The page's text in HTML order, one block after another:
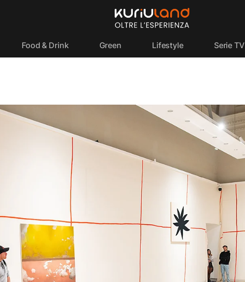
Food & Drink Green Lifestyle Serie TV